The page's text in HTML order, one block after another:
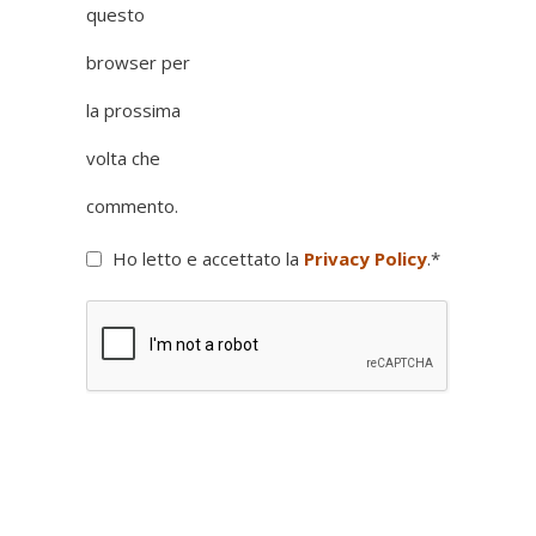
questo
browser per
la prossima
volta che
commento.
Ho letto e accettato la Privacy Policy.*